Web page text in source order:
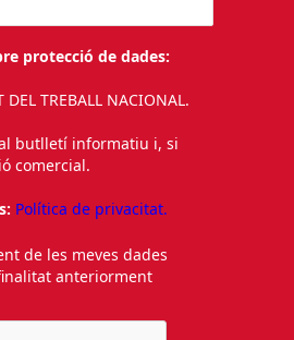
protecció de dades:
DEL TREBALL NACIONAL.
butlletí informatiu i, si
comercial.
Política de privacitat.
de les meves dades
anteriorment